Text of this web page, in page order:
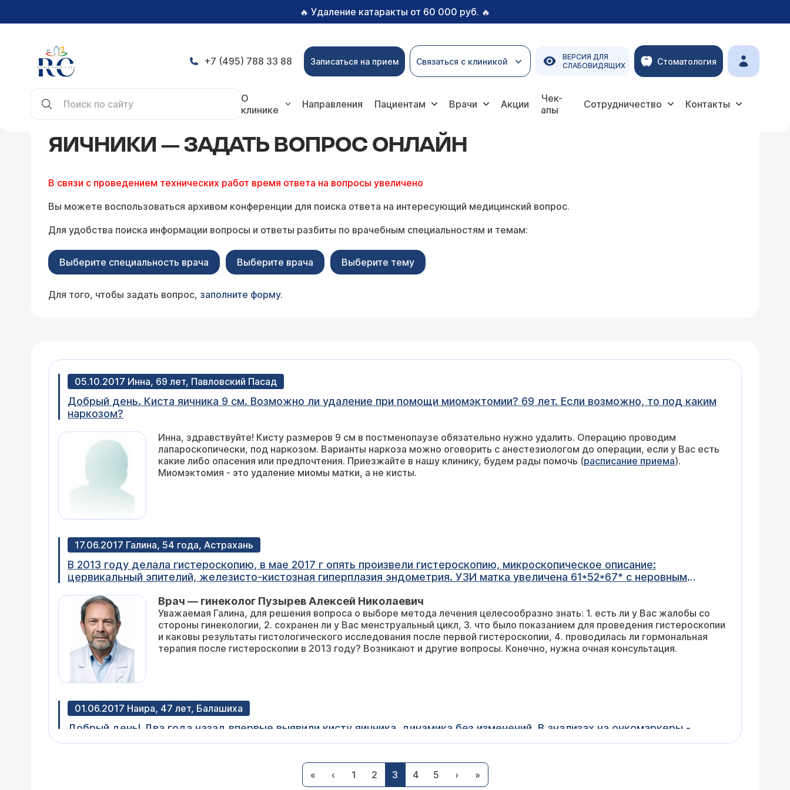
🔥 Удаление катаракты от 60 000 руб. 🔥
+7 (495) 788 33 88 Записаться на прием Связаться с клиникой
ВЕРСИЯ ДЛЯ
СЛАБОВИДЯЩИХ
Стоматология
О
клинике
Направления Пациентам Врачи Акции
Чек-
апы
Сотрудничество Контакты
ЯИЧНИКИ — ЗАДАТЬ ВОПРОС ОНЛАЙН
В связи с проведением технических работ время ответа на вопросы увеличено
Вы можете воспользоваться архивом конференции для поиска ответа на интересующий медицинский вопрос.
Для удобства поиска информации вопросы и ответы разбиты по врачебным специальностям и темам:
Выберите специальность врача Выберите врача Выберите тему
Для того, чтобы задать вопрос, заполните форму.
05.10.2017 Инна, 69 лет, Павловский Пасад
Добрый день. Киста яичника 9 см. Возможно ли удаление при помощи миомэктомии? 69 лет. Если возможно, то под каким
наркозом?
Инна, здравствуйте! Кисту размеров 9 см в постменопаузе обязательно нужно удалить. Операцию проводим
лапароскопически, под наркозом. Варианты наркоза можно оговорить с анестезиологом до операции, если у Вас есть
какие либо опасения или предпочтения. Приезжайте в нашу клинику, будем рады помочь (расписание приема).
Миомэктомия - это удаление миомы матки, а не кисты.
17.06.2017 Галина, 54 года, Астрахань
В 2013 году делала гистероскопию, в мае 2017 г опять произвели гистероскопию, микроскопическое описание:
цервикальный эпителий, железисто-кистозная гиперплазия эндометрия. УЗИ матка увеличена 61*52*67* с неровным
дне интерстициальный узел 8. М-эхо: до 7-9мм, с негомогенным содержимым, с гиперэхогенными включениями (сгустги) /
гистероскопия 18.05.17 г./ Шейка с ровным четким контуром, цервикальный канал сомкнут, кисты от 3мм до 7мм. В
проекции правого яичника лоцируется анэхогенное жидкостное образование 27*21мм (фолликулярная киста) Слева яичник
четко не визуализируется из-за выраженной перистальтики кишечника. Жидкости в заднем своде на момент осмотра нет.
Врач в поликлинике операцию не советовал, предлагает депопроверу поколоть. Врач в больнице предлагает операцию на
удаление. Но мне не хочется. По узи и заключению гистероскопии как Вы считаете операция необходима? Но и
депопроверу не хочется делать (очень сильно влияет на вес) Что вы мне посоветуете. Какое лечение?
Врач — гинеколог Пузырев Алексей Николаевич
Уважаемая Галина, для решения вопроса о выборе метода лечения целесообразно знать: 1. есть ли у Вас жалобы со
стороны гинекологии, 2. сохранен ли у Вас менструальный цикл, 3. что было показанием для проведения гистероскопии
и каковы результаты гистологического исследования после первой гистероскопии, 4. проводилась ли гормональная
терапия после гистероскопии в 2013 году? Возникают и другие вопросы. Конечно, нужна очная консультация.
01.06.2017 Наира, 47 лет, Балашиха
Добрый день! Два года назад впервые выявили кисту яичника, динамика без изменений. В анализах на онкомаркеры -
Norma. Однако, поскольку я после ЭКО на заместительной терапии, сама врач, хотелось бы удалить ее, если можно, даже
стоимость (не нашла на сайте)? Заранее благодарю.
Врач — гинеколог Шульга Наталья Валериевна
Удаление или резекция яичника лапарокопическим доступом стоит от 95 до 125 тыс. рублей в зависимости от степени
« ‹ 1 2 3 4 5 › »